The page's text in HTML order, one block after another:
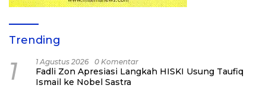
Trending
1 1 Agustus 2026 0 Komentar
Fadli Zon Apresiasi Langkah HISKI Usung Taufiq
Ismail ke Nobel Sastra